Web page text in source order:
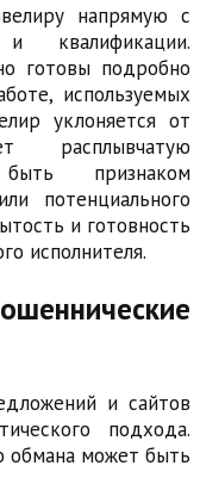
напрямую с
готовы подробно
используемых
уклоняется от
расплывчатую
признаком
потенциального
и готовность
исполнителя.
и сайтов
подхода.
обмана может быть